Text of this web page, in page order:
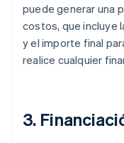
puede generar una
costos, que incluye
y el importe final
realice cualquier
3.